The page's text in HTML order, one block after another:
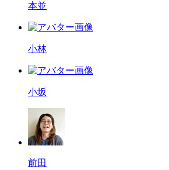
本並
小林
小坂
前田